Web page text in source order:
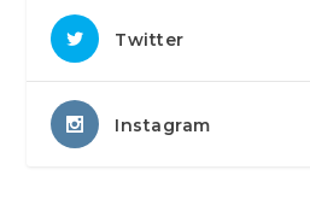
Twitter
Instagram